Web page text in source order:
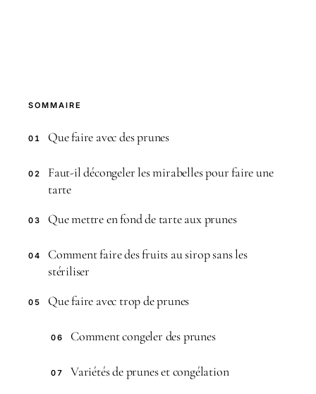
SOMMAIRE
01 Que faire avec des prunes
02
Faut-il décongeler les mirabelles pour faire une
tarte
03 Que mettre en fond de tarte aux prunes
04
Comment faire des fruits au sirop sans les
stériliser
05 Que faire avec trop de prunes
06 Comment congeler des prunes
07 Variétés de prunes et congélation